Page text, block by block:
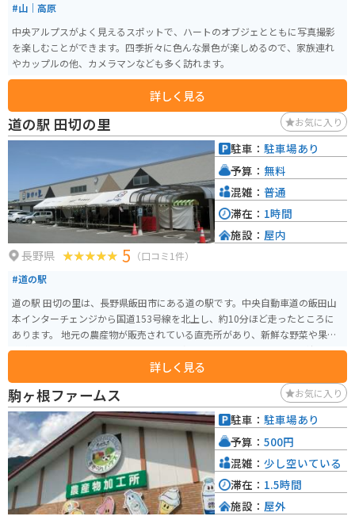
#山｜高原
中央アルプスがよく見えるスポットで、ハートのオブジェとともに写真撮影
を楽しむことができます。四季折々に色んな景色が楽しめるので、家族連れ
やカップルの他、カメラマンなども多く訪れます。
詳しく見る
道の駅 田切の里 お気に入り
長野県 5 （口コミ1件）
#道の駅
道の駅 田切の里は、長野県飯田市にある道の駅です。中央自動車道の飯田山
本インターチェンジから国道153号線を北上し、約10分ほど走ったところに
あります。 地元の農産物が販売されている直売所があり、新鮮な野菜や果物
を購入できます。特におすすめなのは、飯田市の特産品である「市田柿」で
す。濃厚な甘さと、もっちりとした食感が特徴です。 バイクで訪れる場合、
道の駅には広い駐車場が完備されているので安心です。また、周辺には南ア
ルプスの山々が連なり、絶景のツーリングコースとしても人気があります。
道の駅 田切の里を拠点に、自然豊かな景色を楽しみながらバイクで走ってみ
てはいかがでしょうか。 周辺には、りんご並木など、自然を楽しめるスポッ
トも点在しています。道の駅で休憩した後は、周辺の観光スポットにも足を
運んでみてください。
詳しく見る
駐車： 駐車場あり
予算： 無料
混雑： 普通
滞在： 1時間
施設： 屋内
駒ヶ根ファームス お気に入り
駐車： 駐車場あり
予算： 500円
混雑： 少し空いている
滞在： 1.5時間
施設： 屋外